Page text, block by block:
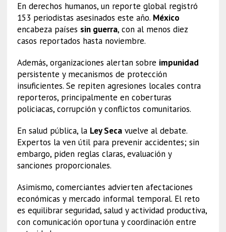
En derechos humanos, un reporte global registró
153 periodistas asesinados este año. México
encabeza países sin guerra, con al menos diez
casos reportados hasta noviembre.
Además, organizaciones alertan sobre impunidad
persistente y mecanismos de protección
insuficientes. Se repiten agresiones locales contra
reporteros, principalmente en coberturas
policiacas, corrupción y conflictos comunitarios.
En salud pública, la Ley Secavuelve al debate.
Expertos la ven útil para prevenir accidentes; sin
embargo, piden reglas claras, evaluación y
sanciones proporcionales.
Asimismo, comerciantes advierten afectaciones
económicas y mercado informal temporal. El reto
es equilibrar seguridad, salud y actividad productiva,
con comunicación oportuna y coordinación entre